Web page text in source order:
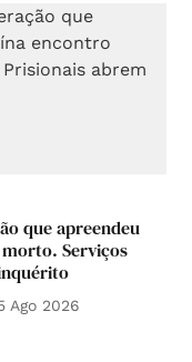
que apreendeu
Serviços
Ago 2026